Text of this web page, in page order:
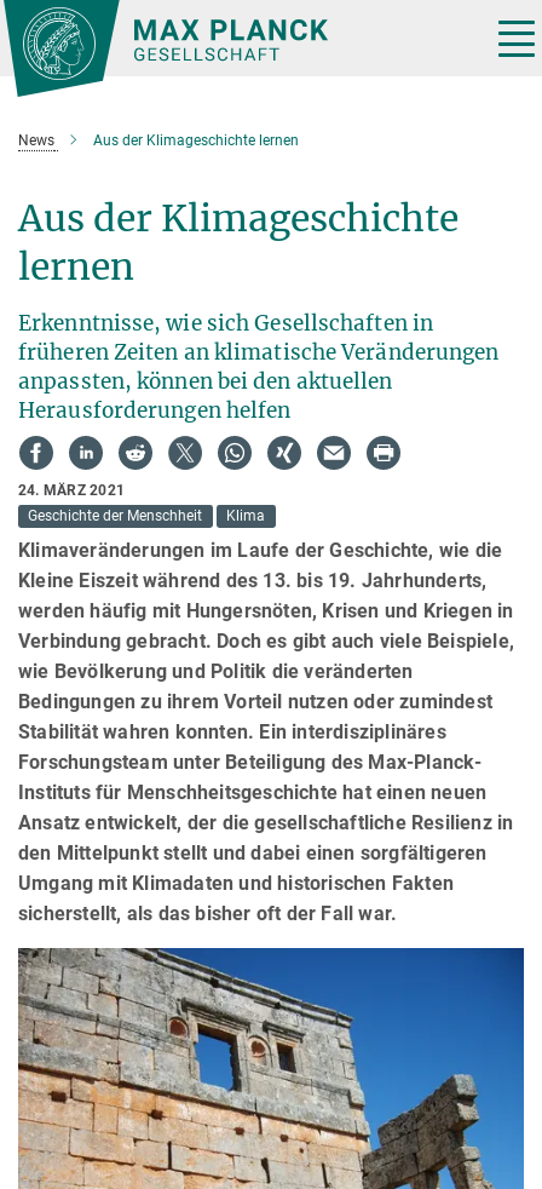
Hauptinhalt
News Aus der Klimageschichte lernen
Aus der Klimageschichte
lernen
Erkenntnisse, wie sich Gesellschaften in
früheren Zeiten an klimatische Veränderungen
anpassten, können bei den aktuellen
Herausforderungen helfen
24. MÄRZ 2021
Geschichte der Menschheit
Klima
Klimaveränderungen im Laufe der Geschichte, wie die
Kleine Eiszeit während des 13. bis 19. Jahrhunderts,
werden häufig mit Hungersnöten, Krisen und Kriegen in
Verbindung gebracht. Doch es gibt auch viele Beispiele,
wie Bevölkerung und Politik die veränderten
Bedingungen zu ihrem Vorteil nutzen oder zumindest
Stabilität wahren konnten. Ein interdisziplinäres
Forschungsteam unter Beteiligung des Max-Planck-
Instituts für Menschheitsgeschichte hat einen neuen
Ansatz entwickelt, der die gesellschaftliche Resilienz in
den Mittelpunkt stellt und dabei einen sorgfältigeren
Umgang mit Klimadaten und historischen Fakten
sicherstellt, als das bisher oft der Fall war.